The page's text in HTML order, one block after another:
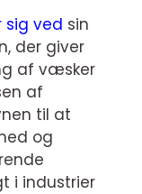
sig ved sin
der giver
af væsker
af
til at
og
i industrier